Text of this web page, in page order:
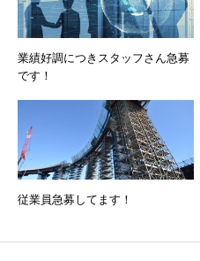
業績好調につきスタッフさん急募
です！
従業員急募してます！